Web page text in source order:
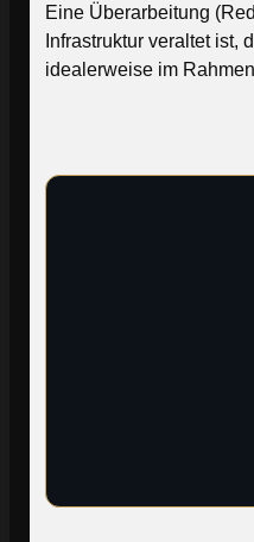
Eine Überarbeitung
Infrastruktur veraltet
idealerweise im